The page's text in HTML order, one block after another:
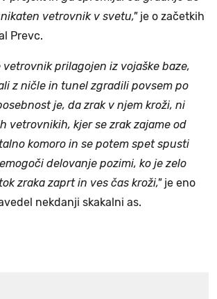
vetrovnik v svetu,"je o začetkih
Prevc.
vetrovnik prilagojen iz vojaške baze,
z ničle in tunel zgradili povsem po
je, da zrak v njem kroži, ni
vetrovnikih, kjer se zrak zajame od
komoro in se potem spet spusti
delovanje pozimi, ko je zelo
zraka zaprt in ves čas kroži,"je eno
nekdanji skakalni as.